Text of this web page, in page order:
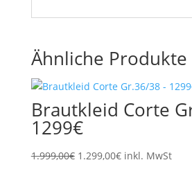
Ähnliche Produkte
Brautkleid Corte
1299€
1.999,00€ Ursprünglicher
1.299,00€Aktueller
inkl. MwSt